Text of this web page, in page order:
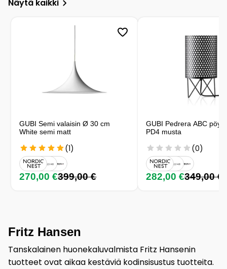
Näytä kaikki
GUBI Semi valaisin Ø 30 cm
White semi matt
(1)
270,00 €399,00 €
GUBI Pedrera ABC
PD4 musta
(0)
282,00 €349,00 €
Fritz Hansen
Tanskalainen huonekaluvalmista Fritz Hansenin
tuotteet ovat aikaa kestäviä kodinsisustus tuotteita.